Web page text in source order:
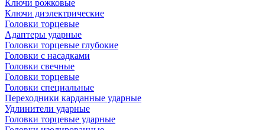
Ключи рожковые
Ключи диэлектрические
Головки торцевые
Адаптеры ударные
Головки торцевые глубокие
Головки с насадками
Головки свечные
Головки торцевые
Головки специальные
Переходники карданные ударные
Удлинители ударные
Головки торцевые ударные